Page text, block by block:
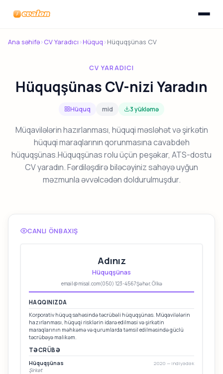
Evalon
Ana səhifə›CV Yaradıcı ›Hüquq ›Hüquqşünas CV
CV YARADICI
Hüquqşünas CV-nizi Yaradın
Hüquq mid 3 yükləmə
Müqavilələrin hazırlanması, hüquqi məsləhət və şirkətin
hüquqi maraqlarının qorunmasına cavabdeh
hüquqşünas.Hüquqşünas rolu üçün peşəkar, ATS-dostu
CV yaradın. Fərdiləşdirə biləcəyiniz sahəyə uyğun
məzmunla əvvəlcədən doldurulmuşdur.
CANLI ÖNBAXIŞ
Adınız
Hüquqşünas
email@misal.com(050) 123-4567Şəhər, Ölkə
HAQQINIZDA
Korporativ hüquq sahəsində təcrübəli hüquqşünas. Müqavilələrin
hazırlanması, hüquqi risklərin idarə edilməsi və şirkətin
maraqlarının məhkəmə və qurumlarda təmsil edilməsində güclü
təcrübəyə malikəm.
TƏCRÜBƏ
Hüquqşünas
2020 — indiyədək
Şirkət